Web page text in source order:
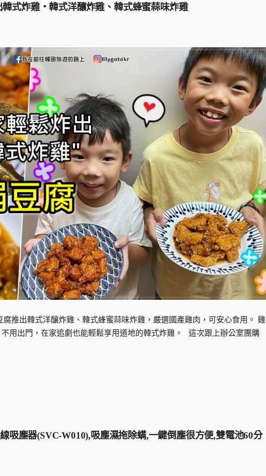
式炸雞・韓式洋釀炸雞、韓式蜂蜜蒜味炸雞
推出韓式洋釀炸雞、韓式蜂蜜蒜味炸雞，嚴選國產雞肉，可安心食用。 雞
用出門，在家追劇也能輕鬆享用道地的韓式炸雞。 這次跟上辦公室團購
吸塵器(SVC-W010),吸塵濕拖除螨,一鍵倒塵很方便,雙電池60分